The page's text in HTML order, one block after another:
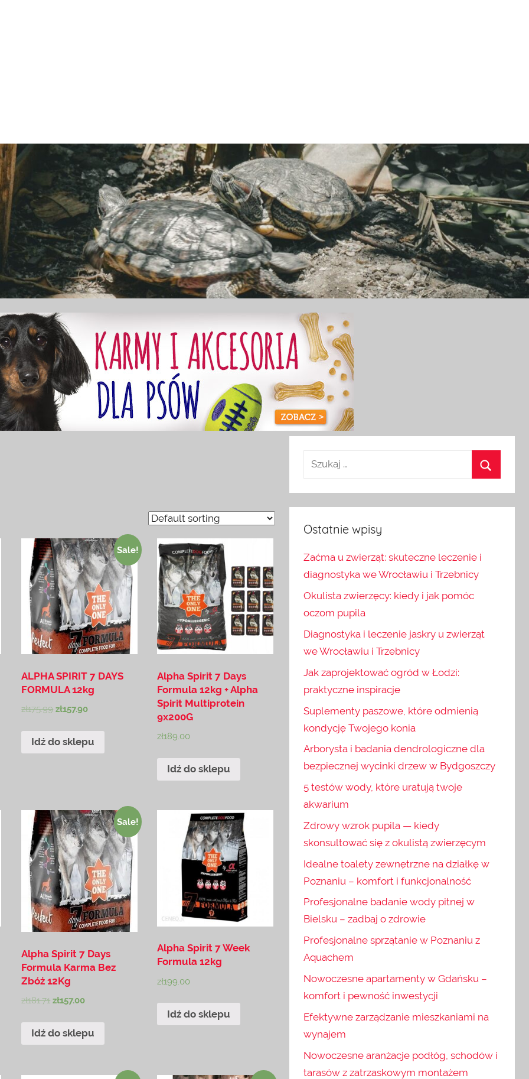
Sale!
ALPHA SPIRIT 7 DAYS
FORMULA 12kg
zł175.99 zł157.90
Idź do sklepu
Alpha Spirit 7 Days
Formula 12kg + Alpha
Spirit Multiprotein
9x200G
zł189.00
Idź do sklepu
Sale!
Alpha Spirit 7 Days
Formula Karma Bez
Zbóż 12Kg
zł181.71 zł157.00
Idź do sklepu
Alpha Spirit 7 Week
Formula 12kg
zł199.00
Idź do sklepu
Ostatnie wpisy
Zaćma u zwierząt: skuteczne leczenie i
diagnostyka we Wrocławiu i Trzebnicy
Okulista zwierzęcy: kiedy i jak pomóc
oczom pupila
Diagnostyka i leczenie jaskry u zwierząt
we Wrocławiu i Trzebnicy
Jak zaprojektować ogród w Łodzi:
praktyczne inspiracje
Suplementy paszowe, które odmienią
kondycję Twojego konia
Arborysta i badania dendrologiczne dla
bezpiecznej wycinki drzew w Bydgoszczy
5 testów wody, które uratują twoje
akwarium
Zdrowy wzrok pupila — kiedy
skonsultować się z okulistą zwierzęcym
Idealne toalety zewnętrzne na działkę w
Poznaniu – komfort i funkcjonalność
Profesjonalne badanie wody pitnej w
Bielsku – zadbaj o zdrowie
Profesjonalne sprzątanie w Poznaniu z
Aquachem
Nowoczesne apartamenty w Gdańsku –
komfort i pewność inwestycji
Efektywne zarządzanie mieszkaniami na
wynajem
Nowoczesne aranżacje podłóg, schodów i
tarasów z zatrzaskowym montażem